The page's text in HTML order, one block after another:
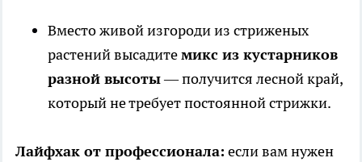
Вместо живой изгороди из стриженых
растений высадитемикс из кустарников
разной высоты— получится лесной край,
который не требует постоянной стрижки.
Лайфхак от профессионала: если вам нужен